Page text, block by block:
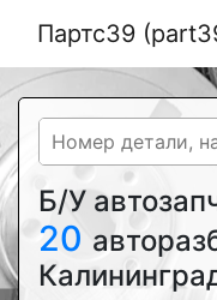
Партс39
Б/У
20